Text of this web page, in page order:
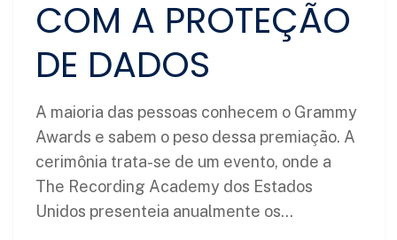
COM A PROTEÇÃO
DE DADOS
A maioria das pessoas conhecem o Grammy
Awards e sabem o peso dessa premiação. A
cerimônia trata-se de um evento, onde a
The Recording Academy dos Estados
Unidos presenteia anualmente os...